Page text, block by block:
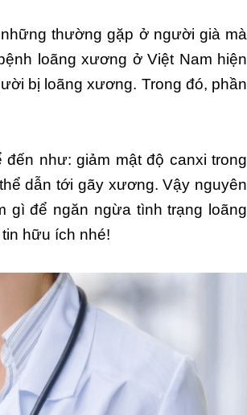
thường gặp ở người già mà
loãng xương ở Việt Nam hiện
bị loãng xương. Trong đó, phần
như: giảm mật độ canxi trong
dẫn tới gãy xương. Vậy nguyên
gì để ngăn ngừa tình trạng loãng
hữu ích nhé!